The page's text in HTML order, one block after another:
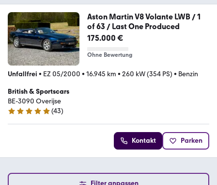
Aston Martin V8 Volante LWB / 1
of 63 / Last One Produced
175.000 €
Ohne Bewertung
Unfallfrei • EZ 05/2000 • 16.945 km • 260 kW (354 PS) • Benzin
British & Sportscars
BE-3090 Overijse
5 Sterne
(43)
Kontakt Parken